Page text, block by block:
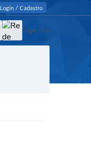
Login / Cadastro
Siga-nos